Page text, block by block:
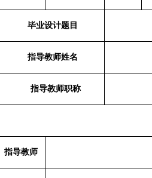
毕业设计题目
指导教师姓名
指导教师职称
指导教师